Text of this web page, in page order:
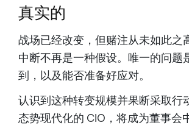
真实的
战场已经改变，但赌注从未如此之
中断不再是一种假设。唯一的问题
到，以及能否准备好应对。
认识到这种转变规模并果断采取行
态势现代化的 CIO，将成为董事会